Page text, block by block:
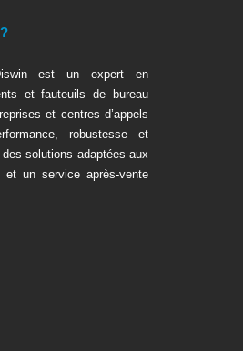
est un expert en
et fauteuils de bureau
et centres d’appels
robustesse et
solutions adaptées aux
et un service après-vente